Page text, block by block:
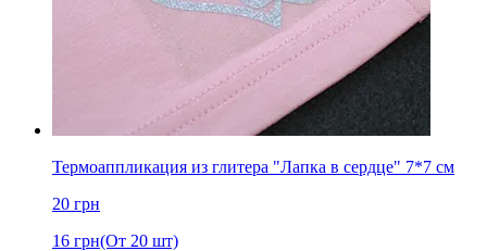
Термоаппликация из глитера "Лапка в сердце" 7*7 см
20 грн
16 грн(От 20 шт)